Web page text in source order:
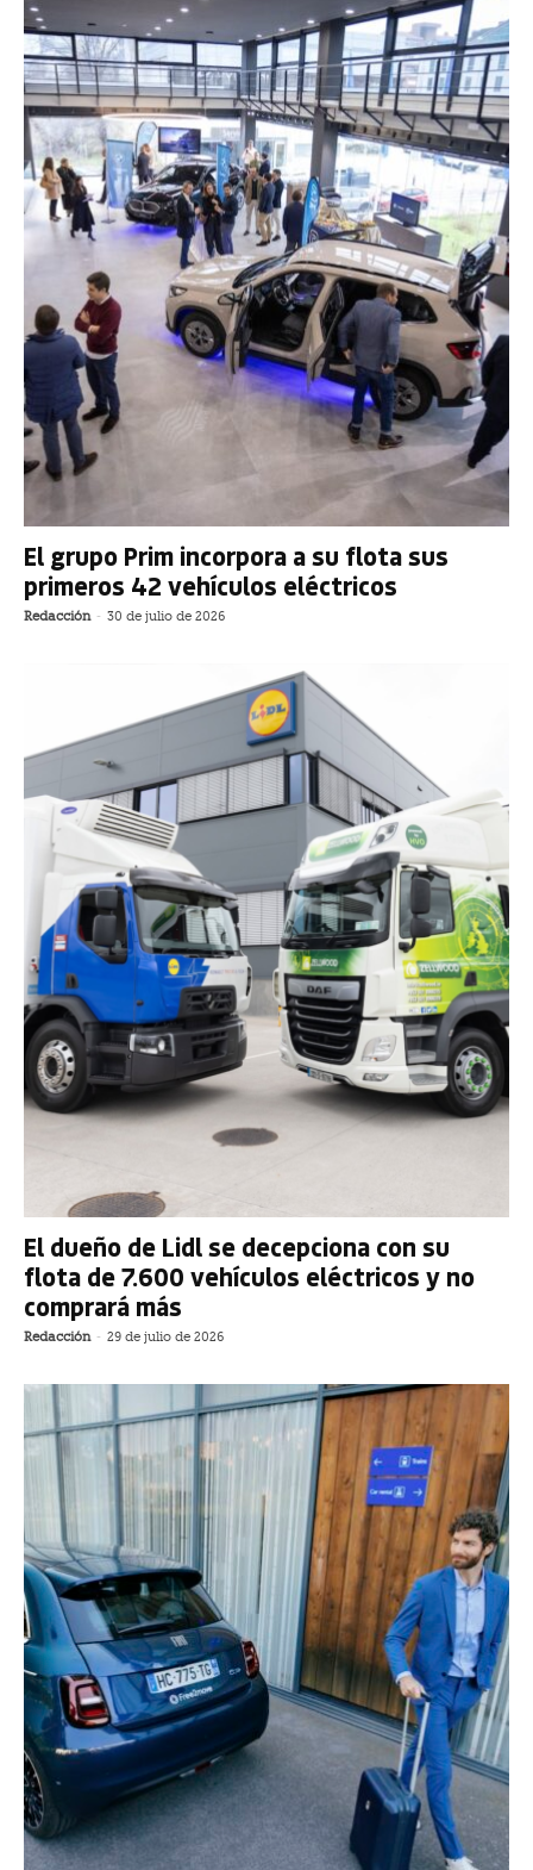
El grupo Prim incorpora a su flota sus
primeros 42 vehículos eléctricos
Redacción - 30 de julio de 2026
El dueño de Lidl se decepciona con su
flota de 7.600 vehículos eléctricos y no
comprará más
Redacción - 29 de julio de 2026